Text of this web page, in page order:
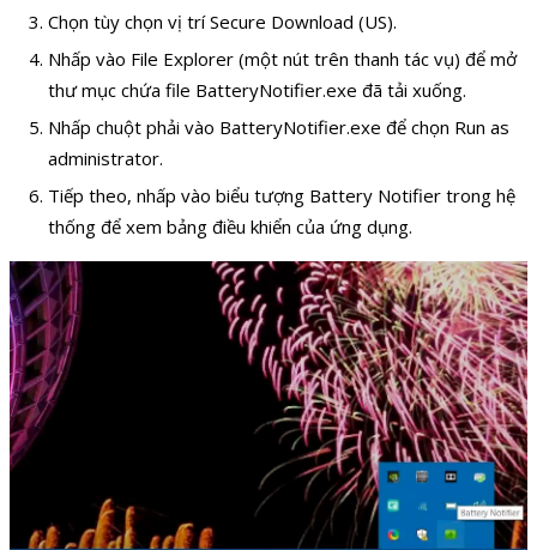
Chọn tùy chọn vị trí Secure Download (US).
Nhấp vào File Explorer (một nút trên thanh tác vụ) để mở
thư mục chứa file BatteryNotifier.exe đã tải xuống.
Nhấp chuột phải vào BatteryNotifier.exe để chọn Run as
administrator.
Tiếp theo, nhấp vào biểu tượng Battery Notifier trong hệ
thống để xem bảng điều khiển của ứng dụng.